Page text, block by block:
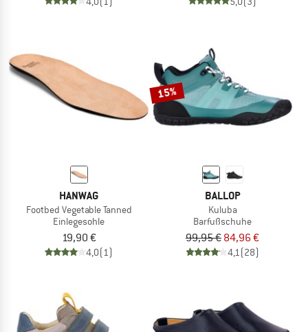
HANWAG
Footbed Vegetable Tanned
Einlegesohle
19,90 €
4,0(1)
15%
BALLOP
Kuluba
Barfußschuhe
99,95 € 84,96 €
4,1(28)